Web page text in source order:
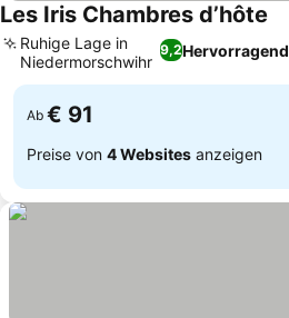
Les Iris Chambres d’hôte
9,2Hervorragend
Ruhige Lage in
Niedermorschwihr
Ab € 91
Preise von 4 Websites anzeigen